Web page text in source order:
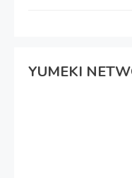
YUMEKI